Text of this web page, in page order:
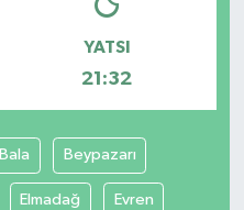
YATSI
21:32
Bala Beypazarı
Elmadağ Evren